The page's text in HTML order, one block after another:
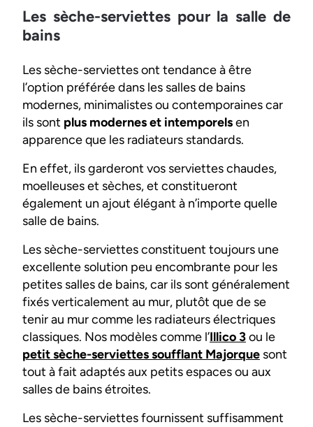
Les sèche-serviettes pour la salle de
bains
Les sèche-serviettes ont tendance à être
l’option préférée dans les salles de bains
modernes, minimalistes ou contemporaines car
ils sont plus modernes et intemporelsen
apparence que les radiateurs standards.
En effet, ils garderont vos serviettes chaudes,
moelleuses et sèches, et constitueront
également un ajout élégant à n’importe quelle
salle de bains.
Les sèche-serviettes constituent toujours une
excellente solution peu encombrante pour les
petites salles de bains, car ils sont généralement
fixés verticalement au mur, plutôt que de se
tenir au mur comme les radiateurs électriques
classiques. Nos modèles comme l’Illico 3ou le
petit sèche-serviettes soufflant Majorque sont
tout à fait adaptés aux petits espaces ou aux
salles de bains étroites.
Les sèche-serviettes fournissent suffisamment